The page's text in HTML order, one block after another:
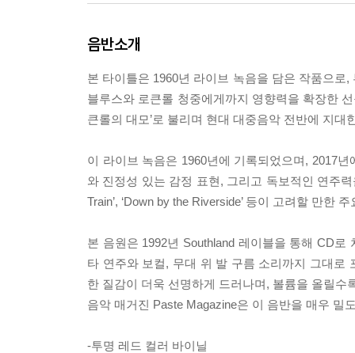
음반소개
본 타이틀은 1960년 라이브 녹음을 담은 작품으
블루스와 로큰롤 청중에게까지 영향력을 확장한
큰롤의 대모’로 불리며 현대 대중음악 전반에 지대
이 라이브 녹음은 1960년에 기록되었으며, 2017
와 진정성 있는 감정 표현, 그리고 독보적인 연주력
Train’, ‘Down by the Riverside’ 등이 고려할 만한
본 음원은 1992년 Southland 레이블을 통해 CD
타 연주와 보컬, 무대 위 발 구름 소리까지 그대로
한 질감이 더욱 선명하게 드러나며, 볼륨을 올릴
음악 매거진 Paste Magazine은 이 음반을 매우 밀
-투명 레드 컬러 바이닐